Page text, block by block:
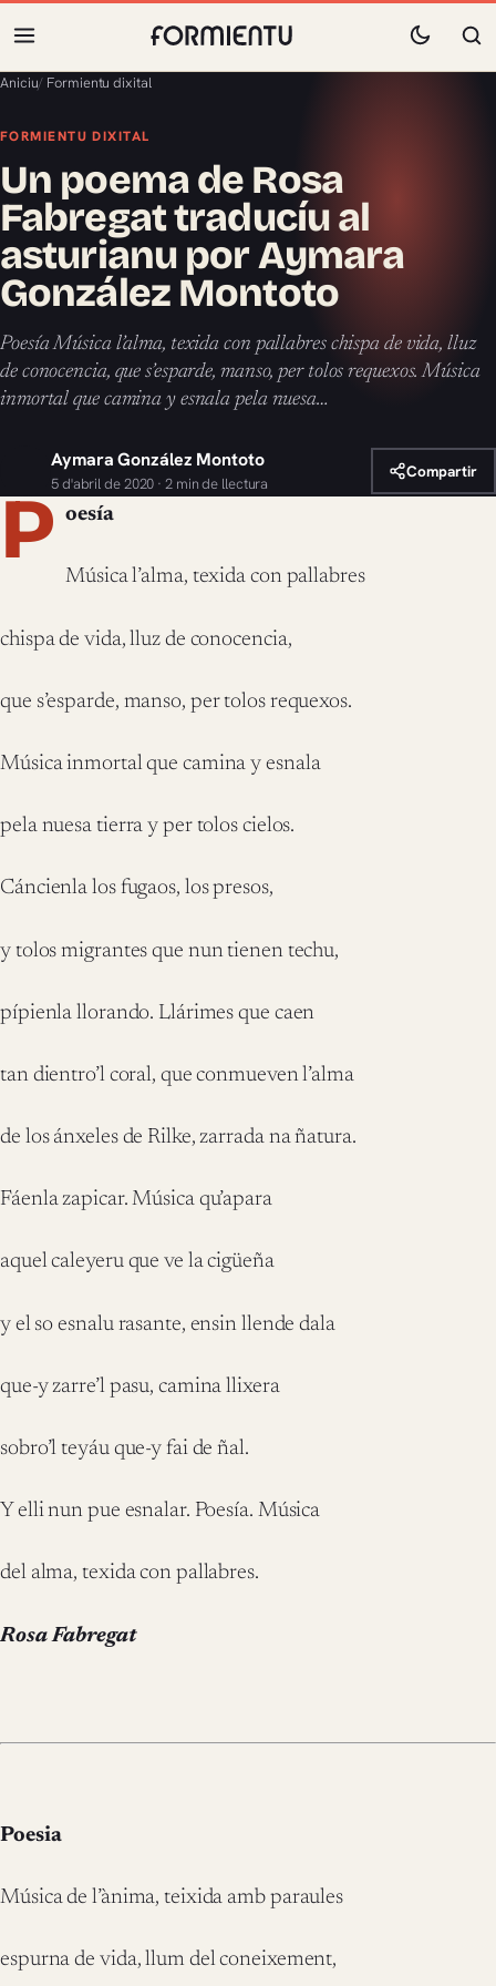
Aniciu/ Formientu dixital
FORMIENTU DIXITAL
Un poema de Rosa
Fabregat traducíu al
asturianu por Aymara
González Montoto
Poesía Música l’alma, texida con pallabres chispa de vida, lluz
de conocencia, que s’esparde, manso, per tolos requexos. Música
inmortal que camina y esnala pela nuesa…
Aymara González Montoto
5 d'abril de 2020 · 2 min de llectura
Compartir
P oesía
Música l’alma, texida con pallabres
chispa de vida, lluz de conocencia,
que s’esparde, manso, per tolos requexos.
Música inmortal que camina y esnala
pela nuesa tierra y per tolos cielos.
Cáncienla los fugaos, los presos,
y tolos migrantes que nun tienen techu,
pípienla llorando. Llárimes que caen
tan dientro’l coral, que conmueven l’alma
de los ánxeles de Rilke, zarrada na ñatura.
Fáenla zapicar. Música qu’apara
aquel caleyeru que ve la cigüeña
y el so esnalu rasante, ensin llende dala
que-y zarre’l pasu, camina llixera
sobro’l teyáu que-y fai de ñal.
Y elli nun pue esnalar. Poesía. Música
del alma, texida con pallabres.
Rosa Fabregat
Poesia
Música de l’ànima, teixida amb paraules
espurna de vida, llum del coneixement,